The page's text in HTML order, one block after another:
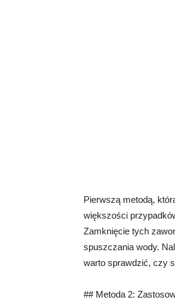
Pierwszą metodą,
większości
Zamknięcie tych
spuszczania wody.
warto sprawdzić, czy
## Metoda 2: